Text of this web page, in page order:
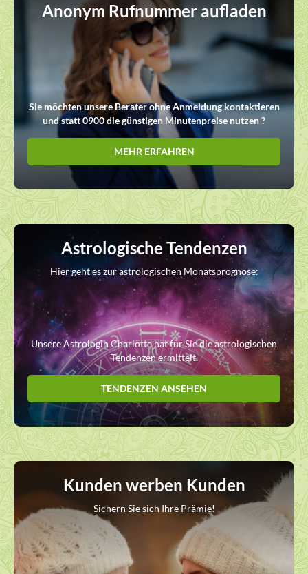
Anonym Rufnummer aufladen
Sie möchten unsere Berater ohne Anmeldung kontaktieren
und statt 0900 die günstigen Minutenpreise nutzen ?
MEHR ERFAHREN
Astrologische Tendenzen
Hier geht es zur astrologischen Monatsprognose:
Unsere Astrologin Charlotte hat für Sie die astrologischen
Tendenzen ermittelt.
TENDENZEN ANSEHEN
Kunden werben Kunden
Sichern Sie sich Ihre Prämie!